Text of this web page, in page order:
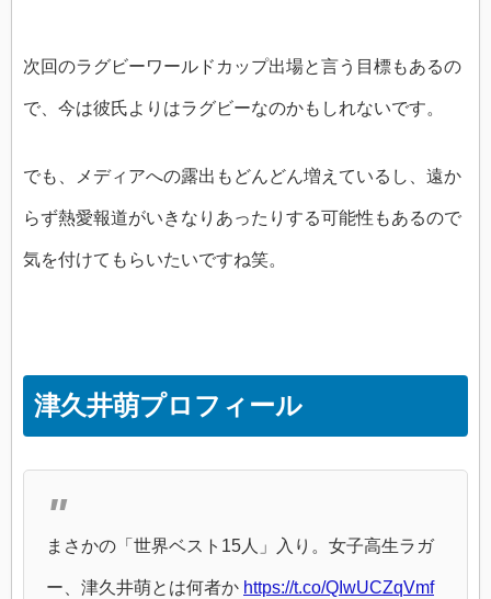
次回のラグビーワールドカップ出場と言う目標もあるの
で、今は彼氏よりはラグビーなのかもしれないです。
でも、メディアへの露出もどんどん増えているし、遠か
らず熱愛報道がいきなりあったりする可能性もあるので
気を付けてもらいたいですね笑。
津久井萌プロフィール
まさかの「世界ベスト15人」入り。女子高生ラガ
ー、津久井萌とは何者か https://t.co/QIwUCZqVmf